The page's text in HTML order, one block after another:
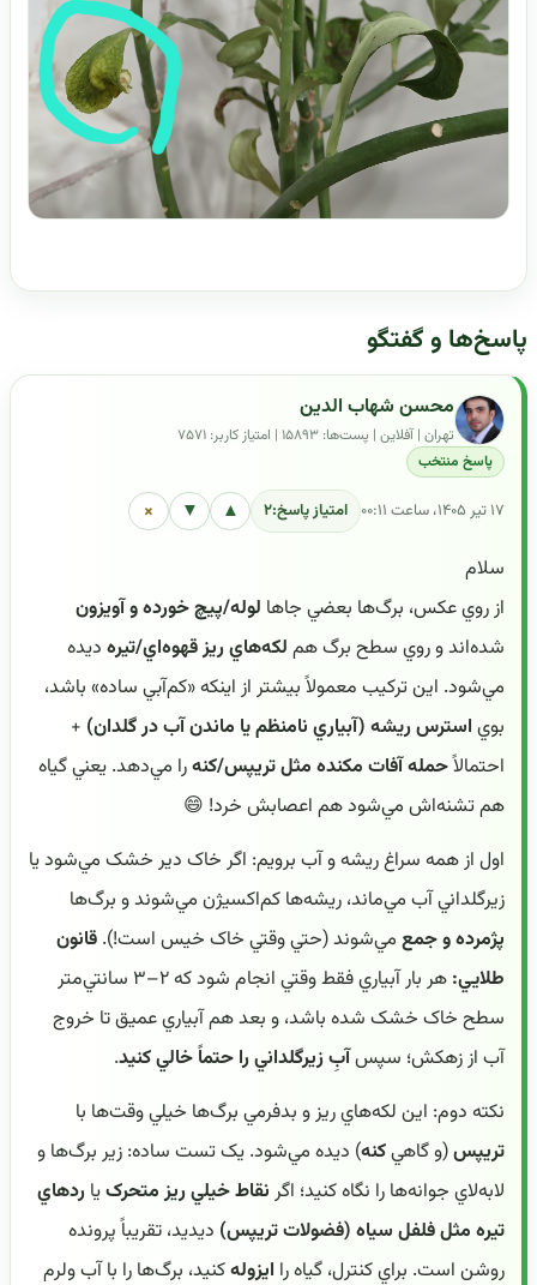
پاسخ‌ها و گفتگو
محسن شهاب الدین
تهران | آفلاین | پست‌ها: ۱۵۸۹۳ | امتیاز کاربر: ۷۵۷۱
پاسخ منتخب
۱۷ تیر ۱۴۰۵، ساعت ۰۰:۱۱ امتیاز پاسخ:۲ ▲
▼
×
سلام
از روي عکس، برگ‌ها بعضي جاها لوله/پيچ خورده و آويزون
شده‌اند و روي سطح برگ هم لکه‌هاي ريز قهوه‌اي/تيره ديده
مي‌شود. اين ترکيب معمولاً بيشتر از اينکه «کم‌آبي ساده» باشد،
بوي استرس ريشه (آبياري نامنظم يا ماندن آب در گلدان) +
احتمالاًحمله آفات مکنده مثل تريپس/کنهرا مي‌دهد. يعني گياه
هم تشنه‌اش مي‌شود هم اعصابش خرد! 😄
اول از همه سراغ ريشه و آب برويم: اگر خاک دير خشک مي‌شود يا
زيرگلداني آب مي‌ماند، ريشه‌ها کم‌اکسيژن مي‌شوند و برگ‌ها
پژمرده و جمع مي‌شوند (حتي وقتي خاک خيس است!). قانون
طلايي:
هر بار آبياري فقط وقتي انجام شود که ۲–۳ سانتي‌متر
سطح خاک خشک شده باشد، و بعد هم آبياري عميق تا خروج
آب از زهکش؛ سپسآبِ زيرگلداني را حتماً خالي کنيد.
نکته دوم: اين لکه‌هاي ريز و بدفرمي برگ‌ها خيلي وقت‌ها با
تريپس(و گاهيکنه) ديده مي‌شود. يک تست ساده: زير برگ‌ها و
لابه‌لاي جوانه‌ها را نگاه کنيد؛ اگر نقاط خيلي ريز متحرکيا ردهاي
تيره مثل فلفل سياه (فضولات تريپس) ديديد، تقريباً پرونده
روشن است. براي کنترل، گياه را ايزولهکنيد، برگ‌ها را با آب ولرم